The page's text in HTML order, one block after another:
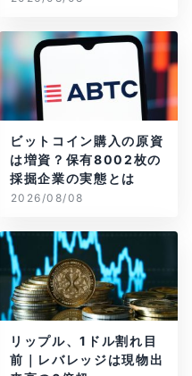
ビットコイン購入の原資
は増資？保有8002枚の
採掘企業の実態とは
2026/08/08
リップル、1ドル割れ目
前｜レバレッジは現物出